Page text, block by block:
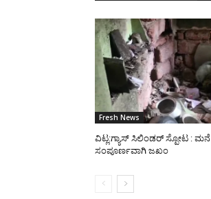
Fresh News
ವಿಟ್ಲ:ಗ್ಯಾಸ್ ಸಿಲಿಂಡರ್ ಸ್ಪೋಟ : ಮನೆ
ಸಂಪೂರ್ಣವಾಗಿ ಜಖಂ